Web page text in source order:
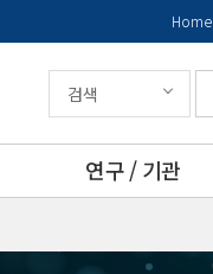
Home
연구 / 기관
검색